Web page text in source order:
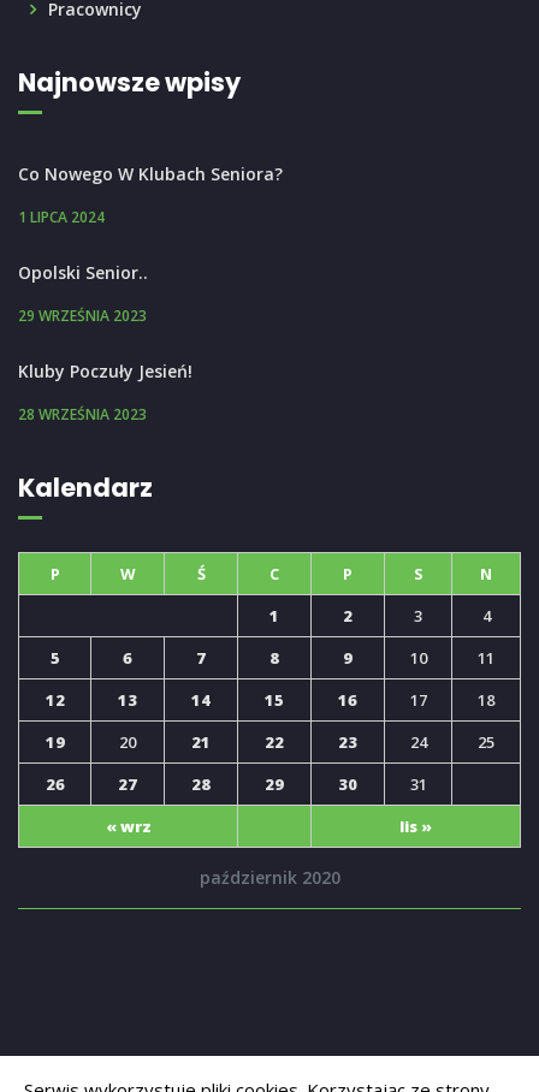
Pracownicy
Najnowsze wpisy
Co Nowego W Klubach Seniora?
1 LIPCA 2024
Opolski Senior..
29 WRZEŚNIA 2023
Kluby Poczuły Jesień!
28 WRZEŚNIA 2023
Kalendarz
październik 2020
P W Ś C P S N
« wrz lis »
1 2 3
4
5
6 7 8 9 10
11
12
13 14 15 16 17
18
19
20 21 22 23 24
25
26
27 28 29 30 31